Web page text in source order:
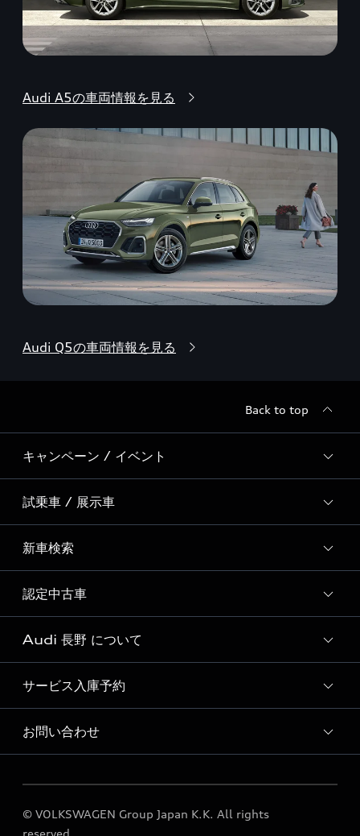
Audi A5の車両情報を見る
Audi Q5の車両情報を見る
Back to top
キャンペーン / イベント
全国統一イベント
ディーラー独自イベント
試乗車 / 展示車
試乗予約
試乗車・展示車一覧
新車検索
新車検索
認定中古車
Audi認定中古車検索
Audi 長野 について
Audi 長野 店舗情報
Audi Approved Automobile 長野 店舗情報
Audi 長野 運営会社概要
定期点検 / 車検 料金表
サービス入庫予約
Audi 長野 サービス入庫予約
お問い合わせ
各種お問い合わせ
© VOLKSWAGEN Group Japan K.K. All rights
reserved.